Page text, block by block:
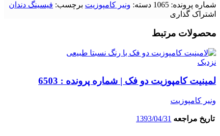
شماره پرونده: 1065 دسته: ونیر کامپوزیت برچسب: فیسینگ دندان
اشتراک گذاری
محصولات مرتبط
نزدیک
لمینیت کامپوزیت دو فک | شماره پرونده : 6503
ونیر کامپوزیت
تاریخ مراجعه 1393/04/31